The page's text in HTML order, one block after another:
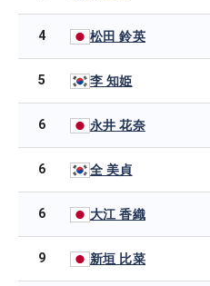
4 松田 鈴英
5 李 知姫
6 永井 花奈
6 全 美貞
6 大江 香織
9 新垣 比菜